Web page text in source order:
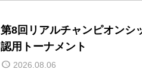
第8回リアルチャンピオンシ
認用トーナメント
2026.08.06